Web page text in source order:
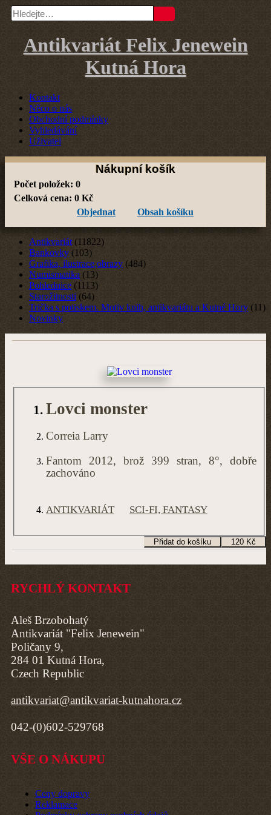
Antikvariát Felix Jenewein
Kutná Hora
Kontakt
Něco o nás
Obchodní podmínky
Vyhledávání
Uživatel
Nákupní košík
Počet položek: 0
Celková cena: 0 Kč
Objednat
Obsah košíku
Antikvariát (11822)
Bankovky (103)
Grafika, ilustrace,obrazy (484)
Numismatika (13)
Pohlednice (1113)
Starožitnosti (64)
Trička s potiskem. Motiv knih, antikvariátu a Kutné Hory (11)
Novinky
Lovci monster
Correia Larry
Fantom 2012, brož 399 stran, 8°, dobře
zachováno
ANTIKVARIÁT SCI-FI, FANTASY
RYCHLÝ KONTAKT
Aleš Brzobohatý
Antikvariát "Felix Jenewein"
Poličany 9,
284 01 Kutná Hora,
Czech Republic
antikvariat@antikvariat-kutnahora.cz
042-(0)602-529768
VŠE O NÁKUPU
Ceny dopravy
Reklamace